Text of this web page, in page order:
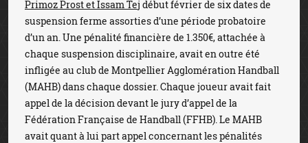
Primoz Prost et Issam Tej début février de six dates de
suspension ferme assorties d’une période probatoire
d’un an. Une pénalité financière de 1.350€, attachée à
chaque suspension disciplinaire, avait en outre été
infligée au club de Montpellier Agglomération Handball
(MAHB) dans chaque dossier. Chaque joueur avait fait
appel de la décision devant le jury d’appel de la
Fédération Française de Handball (FFHB). Le MAHB
avait quant à lui part appel concernant les pénalités